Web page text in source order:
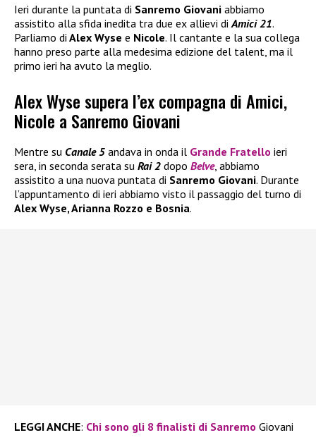
Ieri durante la puntata di Sanremo Giovani abbiamo
assistito alla sfida inedita tra due ex allievi di Amici 21.
Parliamo di Alex Wyse e Nicole. Il cantante e la sua collega
hanno preso parte alla medesima edizione del talent, ma il
primo ieri ha avuto la meglio.
Alex Wyse supera l’ex compagna di Amici,
Nicole a Sanremo Giovani
Mentre su Canale 5 andava in onda il Grande Fratello ieri
sera, in seconda serata su Rai 2 dopo Belve, abbiamo
assistito a una nuova puntata di Sanremo Giovani. Durante
l’appuntamento di ieri abbiamo visto il passaggio del turno di
Alex Wyse, Arianna Rozzo e Bosnia.
LEGGI ANCHE: Chi sono gli 8 finalisti di Sanremo Giovani